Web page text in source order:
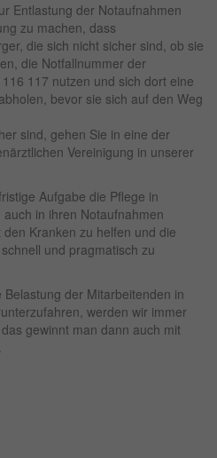
Entlastung der Notaufnahmen
zu machen, dass
die sich nicht sicher sind, ob sie
die Notfallnummer der
117 nutzen und sich dort eine
bevor sie sich auf den Weg
sind, gehen Sie in eine der
Vereinigung in unserer
Aufgabe die Pflege in
in ihren Notaufnahmen
Kranken zu helfen und die
und pragmatisch zu
der Mitarbeitenden in
werden wir immer
gewinnt man dann auch mit